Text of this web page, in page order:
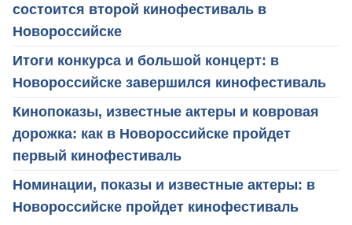
состоится второй кинофестиваль в
Новороссийске
Итоги конкурса и большой концерт: в
Новороссийске завершился кинофестиваль
Кинопоказы, известные актеры и ковровая
дорожка: как в Новороссийске пройдет
первый кинофестиваль
Номинации, показы и известные актеры: в
Новороссийске пройдет кинофестиваль